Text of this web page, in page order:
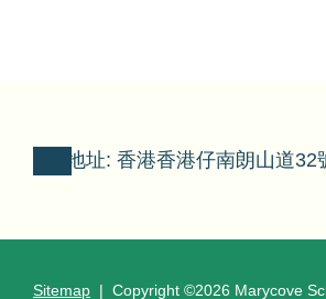
地址: 香港香港仔南朗山道32
Sitemap | Copyright ©2026 Marycove